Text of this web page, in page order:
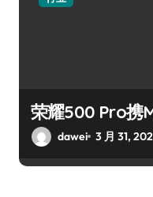
荣耀500 Pro携
dawei 3 月 31,